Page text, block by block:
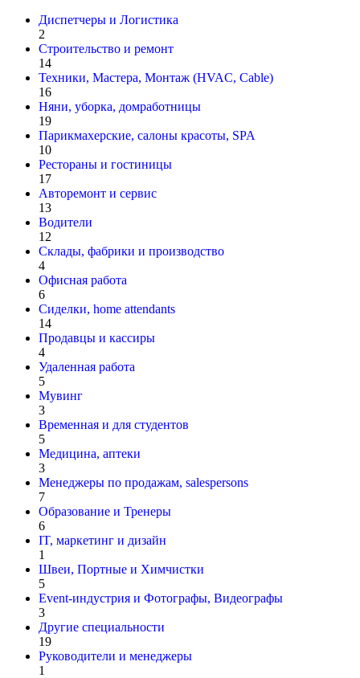
Диспетчеры и Логистика
2
Строительство и ремонт
14
Техники, Мастера, Монтаж (HVAC, Cable)
16
Няни, уборка, домработницы
19
Парикмахерские, салоны красоты, SPA
10
Рестораны и гостиницы
17
Авторемонт и cервис
13
Водители
12
Склады, фабрики и производство
4
Офисная работа
6
Сиделки, home attendants
14
Продавцы и кассиры
4
Удаленная работа
5
Мувинг
3
Временная и для студентов
5
Медицина, аптеки
3
Менеджеры по продажам, salespersons
7
Образование и Тренеры
6
IT, маркетинг и дизайн
1
Швеи, Портные и Химчистки
5
Event-индустрия и Фотографы, Видеографы
3
Другие специальности
19
Руководители и менеджеры
1